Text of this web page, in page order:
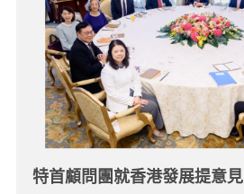
特首顧問團就香港發展提意見